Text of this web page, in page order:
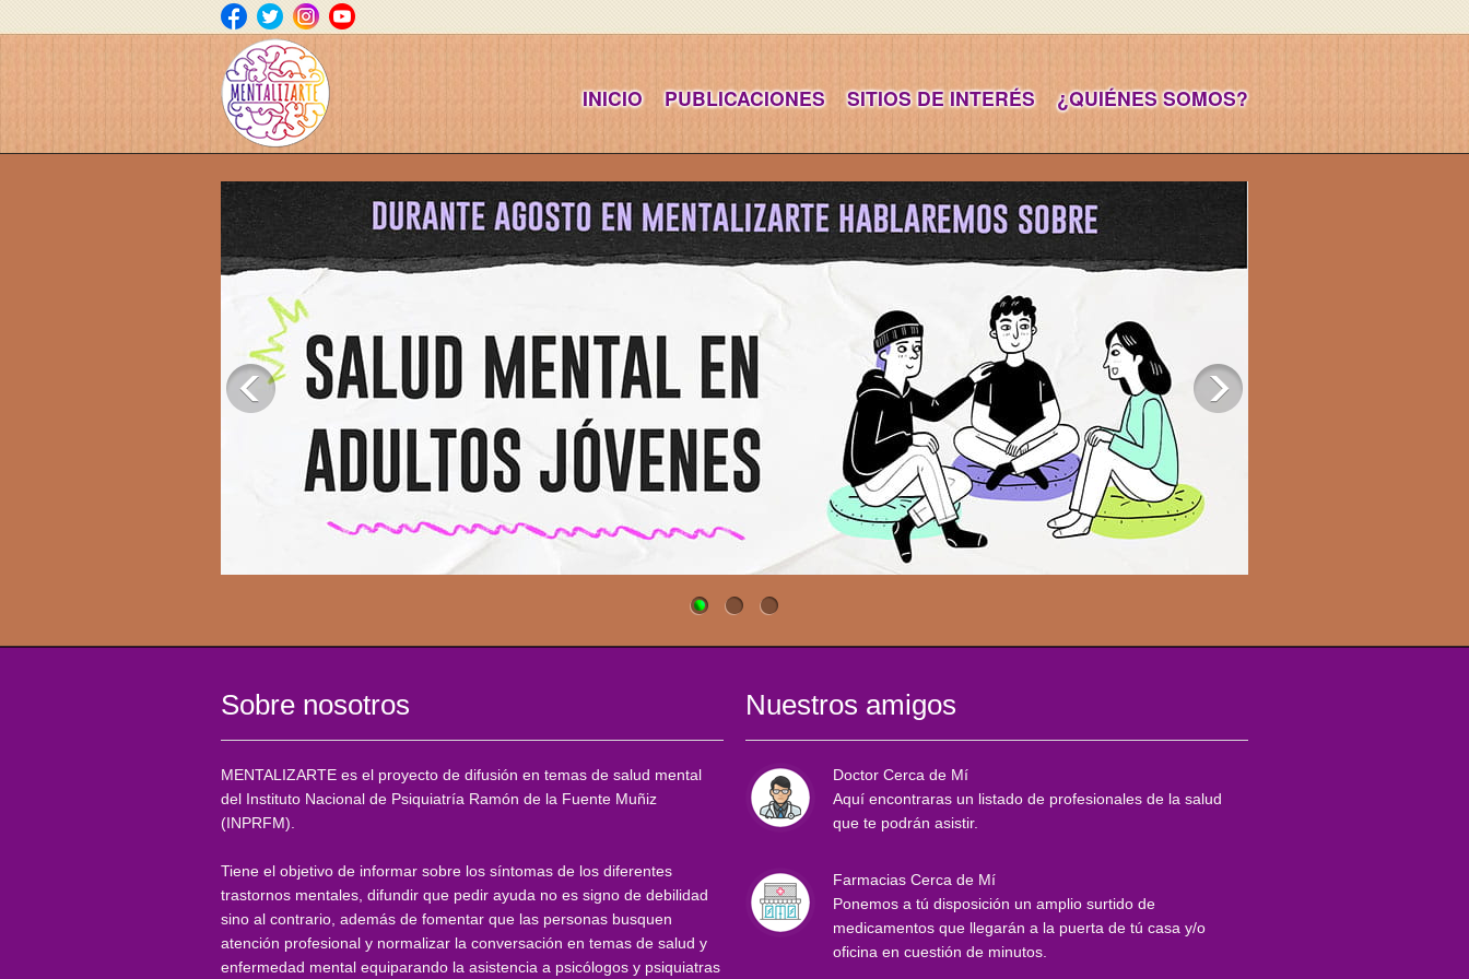
INICIO PUBLICACIONES SITIOS DE INTERÉS ¿QUIÉNES SOMOS?
Sobre nosotros
MENTALIZARTE es el proyecto de difusión en temas de salud mental
del Instituto Nacional de Psiquiatría Ramón de la Fuente Muñiz
(INPRFM).
Tiene el objetivo de informar sobre los síntomas de los diferentes
trastornos mentales, difundir que pedir ayuda no es signo de debilidad
sino al contrario, además de fomentar que las personas busquen
atención profesional y normalizar la conversación en temas de salud y
enfermedad mental equiparando la asistencia a psicólogos y psiquiatras
Nuestros amigos
Doctor Cerca de Mí
Aquí encontraras un listado de profesionales de la salud
que te podrán asistir.
Farmacias Cerca de Mí
Ponemos a tú disposición un amplio surtido de
medicamentos que llegarán a la puerta de tú casa y/o
oficina en cuestión de minutos.